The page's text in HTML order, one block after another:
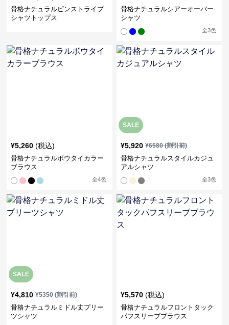
骨格ナチュラルピンストライプ
シャツトップス
骨格ナチュラルシアーオーバー
シャツ
全3色
¥5,260 (税込)
骨格ナチュラルボウタイカラー
ブラウス
全4色
SALE
¥5,920 ¥6580(割引前)
骨格ナチュラルスタイルカジュ
アルシャツ
全3色
SALE
¥4,810 ¥5350(割引前)
骨格ナチュラルミドル丈プリー
ツシャツ
¥5,570 (税込)
骨格ナチュラルフロントタック
パフスリーブブラウス